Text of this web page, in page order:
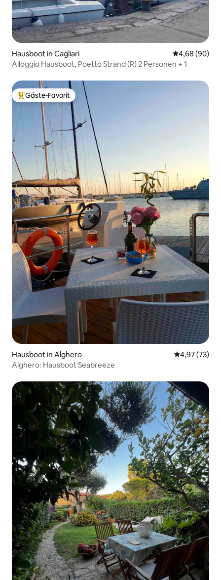
Hausboot in Cagliari
4,68 (90)
Alloggio Hausboot, Poetto Strand (R) 2 Personen + 1
Beliebter Gäste-Favorit.
Gäste-Favorit
Hausboot in Alghero
4,97 (73)
Alghero: Hausboot Seabreeze